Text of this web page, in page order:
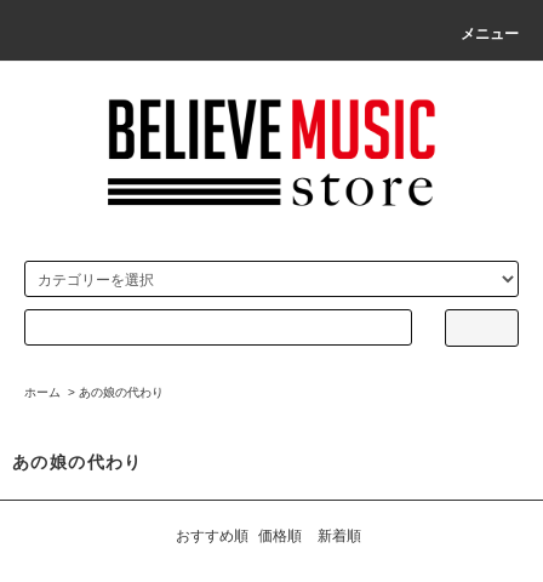
メニュー
ホーム > あの娘の代わり
あの娘の代わり
おすすめ順 価格順 新着順